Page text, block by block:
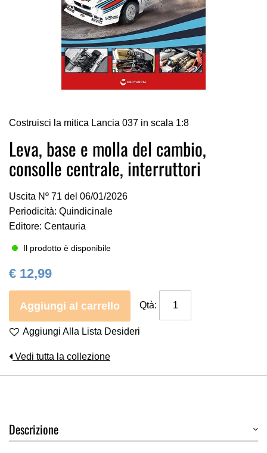
all'inizio
della
galleria
di
immagini
Costruisci la mitica Lancia 037 in scala 1:8
Leva, base e molla del cambio,
consolle centrale, interruttori
Uscita Nº 71 del 06/01/2026
Periodicità: Quindicinale
Editore: Centauria
Il prodotto è disponibile
€ 12,99
Aggiungi al carrello Qtà:
Aggiungi Alla Lista Desideri
Vedi tutta la collezione
Descrizione